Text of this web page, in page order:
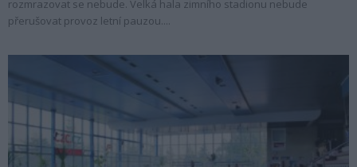
rozmrazovat se nebude. Velká hala zimního stadionu nebude
přerušovat provoz letní pauzou....